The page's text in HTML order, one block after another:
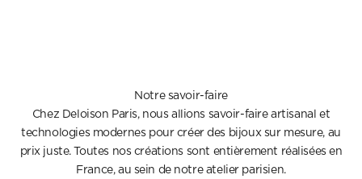
Notre savoir-faire
Chez Deloison Paris, nous allions savoir-faire artisanal et
technologies modernes pour créer des bijoux sur mesure, au
prix juste. Toutes nos créations sont entièrement réalisées en
France, au sein de notre atelier parisien.